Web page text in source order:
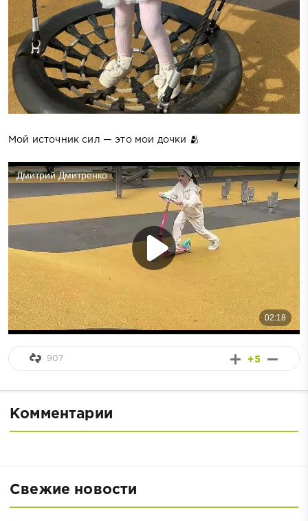
Мой источник сил — это мои дочки 🫂
+5
907
Комментарии
Свежие новости